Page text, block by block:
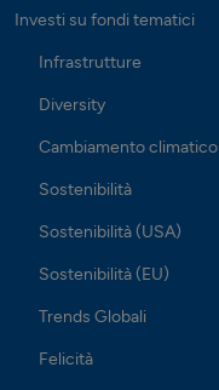
Investi su fondi tematici
Infrastrutture
Diversity
Cambiamento climatico
Sostenibilità
Sostenibilità (USA)
Sostenibilità (EU)
Trends Globali
Felicità